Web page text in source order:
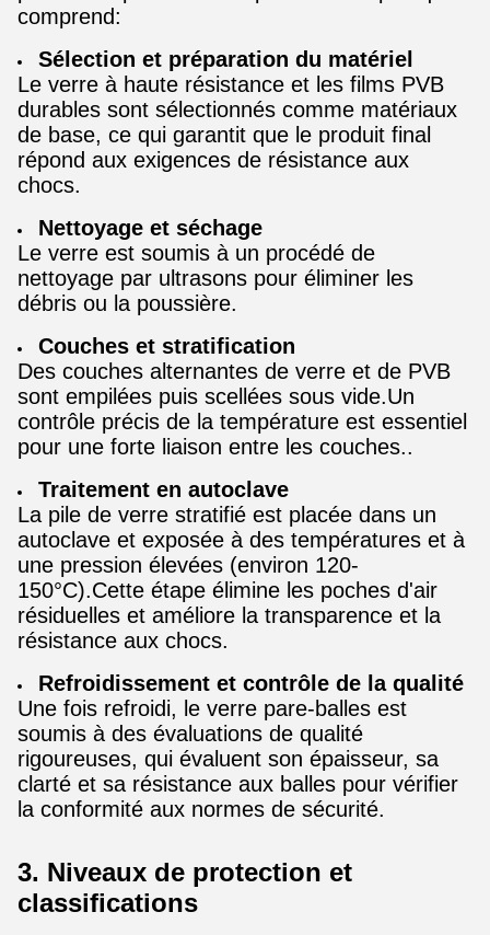
comprend:
Sélection et préparation du matériel
Le verre à haute résistance et les films PVB
durables sont sélectionnés comme matériaux
de base, ce qui garantit que le produit final
répond aux exigences de résistance aux
chocs.
Nettoyage et séchage
Le verre est soumis à un procédé de
nettoyage par ultrasons pour éliminer les
débris ou la poussière.
Couches et stratification
Des couches alternantes de verre et de PVB
sont empilées puis scellées sous vide.Un
contrôle précis de la température est essentiel
pour une forte liaison entre les couches..
Traitement en autoclave
La pile de verre stratifié est placée dans un
autoclave et exposée à des températures et à
une pression élevées (environ 120-
150°C).Cette étape élimine les poches d'air
résiduelles et améliore la transparence et la
résistance aux chocs.
Refroidissement et contrôle de la qualité
Une fois refroidi, le verre pare-balles est
soumis à des évaluations de qualité
rigoureuses, qui évaluent son épaisseur, sa
clarté et sa résistance aux balles pour vérifier
la conformité aux normes de sécurité.
3. Niveaux de protection et
classifications